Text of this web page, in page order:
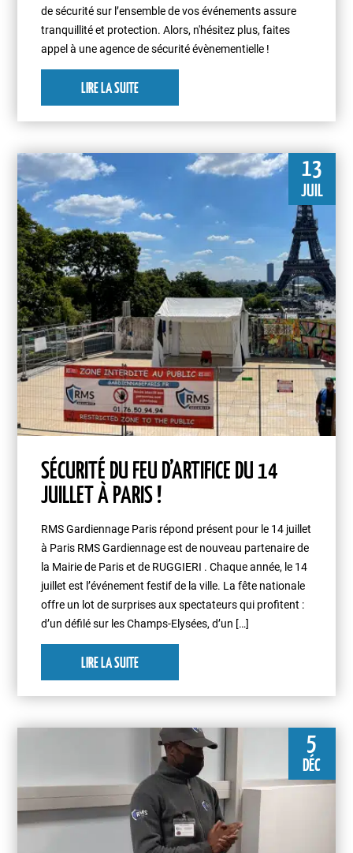
de sécurité sur l’ensemble de vos événements assure
tranquillité et protection. Alors, n'hésitez plus, faites
appel à une agence de sécurité évènementielle !
LIRE LA SUITE
13
JUIL
SÉCURITÉ DU FEU D’ARTIFICE DU 14
JUILLET À PARIS !
RMS Gardiennage Paris répond présent pour le 14 juillet
à Paris RMS Gardiennage est de nouveau partenaire de
la Mairie de Paris et de RUGGIERI . Chaque année, le 14
juillet est l’événement festif de la ville. La fête nationale
offre un lot de surprises aux spectateurs qui profitent :
d’un défilé sur les Champs-Elysées, d’un […]
LIRE LA SUITE
5
DÉC